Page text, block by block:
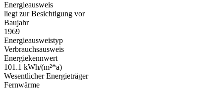
Energieausweis
liegt zur Besichtigung vor
Baujahr
1969
Energieausweistyp
Verbrauchsausweis
Energiekennwert
101.1 kWh/(m²*a)
Wesentlicher Energieträger
Fernwärme